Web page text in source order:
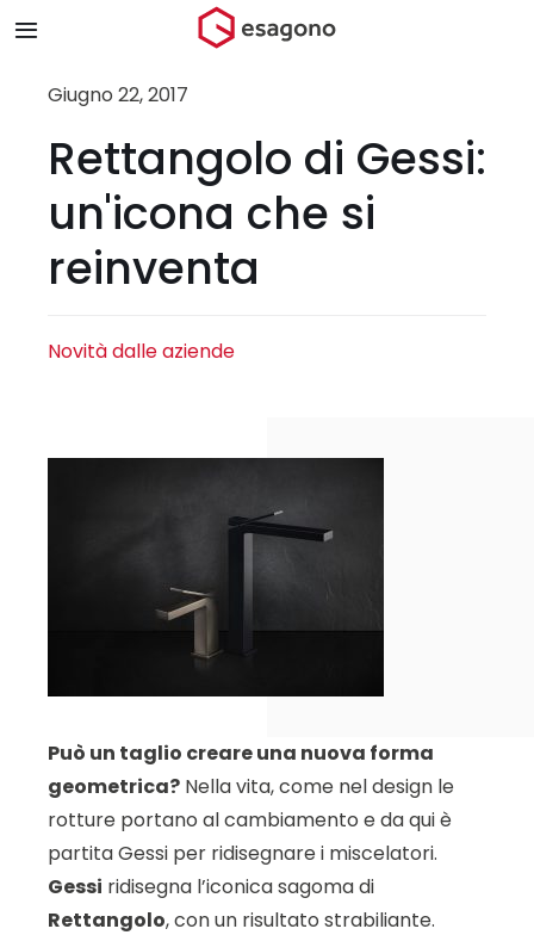
contenuto
Toggle
Navigation
Chi siamo
Contatti
Giugno 22, 2017
Rettangolo di Gessi:
un'icona che si
reinventa
Novità dalle aziende
Può un taglio creare una nuova forma
geometrica? Nella vita, come nel design le
rotture portano al cambiamento e da qui è
partita Gessi per ridisegnare i miscelatori.
Gessi ridisegna l’iconica sagoma di
Rettangolo, con un risultato strabiliante.